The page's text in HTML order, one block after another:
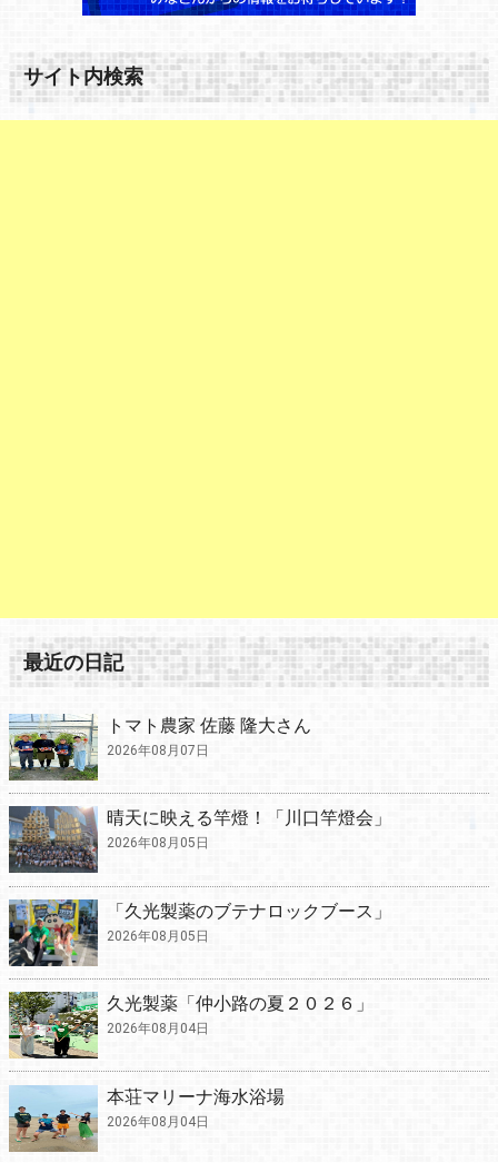
サイト内検索
最近の日記
トマト農家 佐藤 隆大さん
2026年08月07日
晴天に映える竿燈！「川口竿燈会」
2026年08月05日
「久光製薬のブテナロックブース」
2026年08月05日
久光製薬「仲小路の夏２０２６」
2026年08月04日
本荘マリーナ海水浴場
2026年08月04日